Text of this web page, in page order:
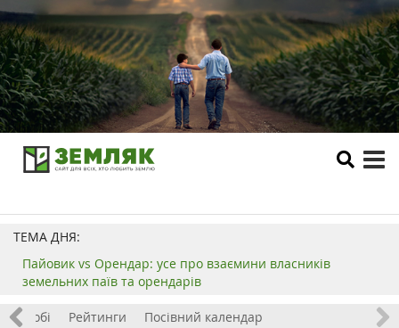
ТЕМА ДНЯ:
Пайовик vs Орендар: усе про взаємини власників
земельних паїв та орендарів
і хобі Рейтинги Посівний календар